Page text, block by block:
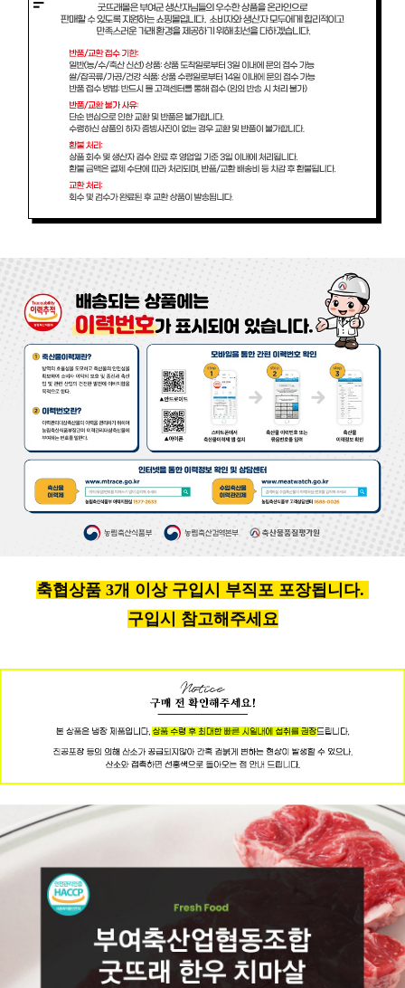
축협상품 3개 이상 구입시 부직포 포장됩니다.
구입시 참고해주세요